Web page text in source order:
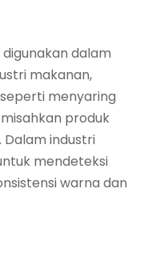
digunakan dalam
makanan,
menyaring
produk
Dalam industri
mendeteksi
warna dan